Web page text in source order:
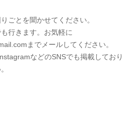
ごとを聞かせてください。
行きます。お気軽に
までメールしてください。
などのSNSでも掲載しており